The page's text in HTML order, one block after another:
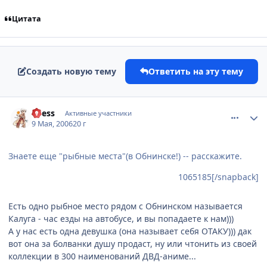
Цитата
Создать новую тему Ответить на эту тему
nFess Активные участники
9 Мая, 200620 г
Знаете еще "рыбные места"(в Обнинске!) -- расскажите.
1065185[/snapback]
Есть одно рыбное место рядом с Обнинском называется
Калуга - час езды на автобусе, и вы попадаете к нам)))
А у нас есть одна девушка (она называет себя ОТАКУ))) дак
вот она за болванки душу продаст, ну или чтонить из своей
коллекции в 300 наименований ДВД-аниме...